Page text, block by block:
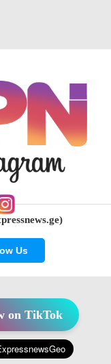
Us
on TikTok